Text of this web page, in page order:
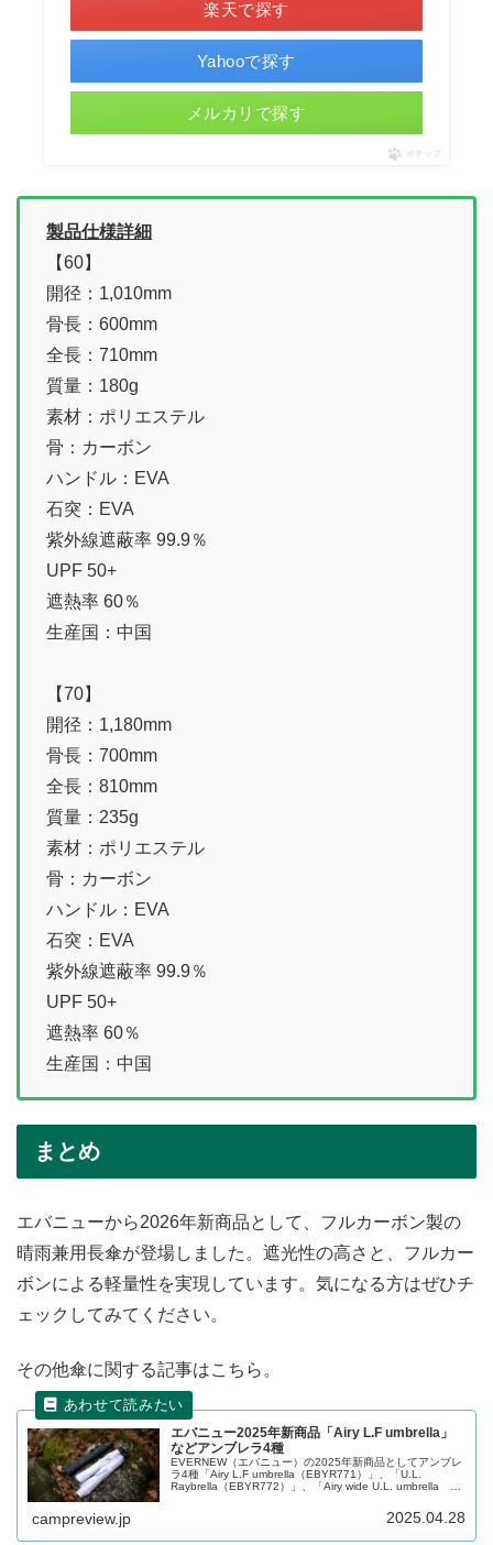
楽天で探す
Yahooで探す
メルカリで探す
ポチップ
製品仕様詳細
【60】
開径：1,010mm
骨長：600mm
全長：710mm
質量：180g
素材：ポリエステル
骨：カーボン
ハンドル：EVA
石突：EVA
紫外線遮蔽率 99.9％
UPF 50+
遮熱率 60％
生産国：中国
【70】
開径：1,180mm
骨長：700mm
全長：810mm
質量：235g
素材：ポリエステル
骨：カーボン
ハンドル：EVA
石突：EVA
紫外線遮蔽率 99.9％
UPF 50+
遮熱率 60％
生産国：中国
まとめ
エバニューから2026年新商品として、フルカーボン製の
晴雨兼用長傘が登場しました。遮光性の高さと、フルカー
ボンによる軽量性を実現しています。気になる方はぜひチ
ェックしてみてください。
その他傘に関する記事はこちら。
エバニュー2025年新商品「Airy L.F umbrella」
などアンブレラ4種
EVERNEW（エバニュー）の2025年新商品としてアンブレ
ラ4種「Airy L.F umbrella（EBYR771）」、「U.L.
Raybrella（EBYR772）」、「Airy wide U.L. umbrella
ました。雨傘2アイテム、日傘にもなる兼用傘で2アイテム
campreview.jp 2025.04.28